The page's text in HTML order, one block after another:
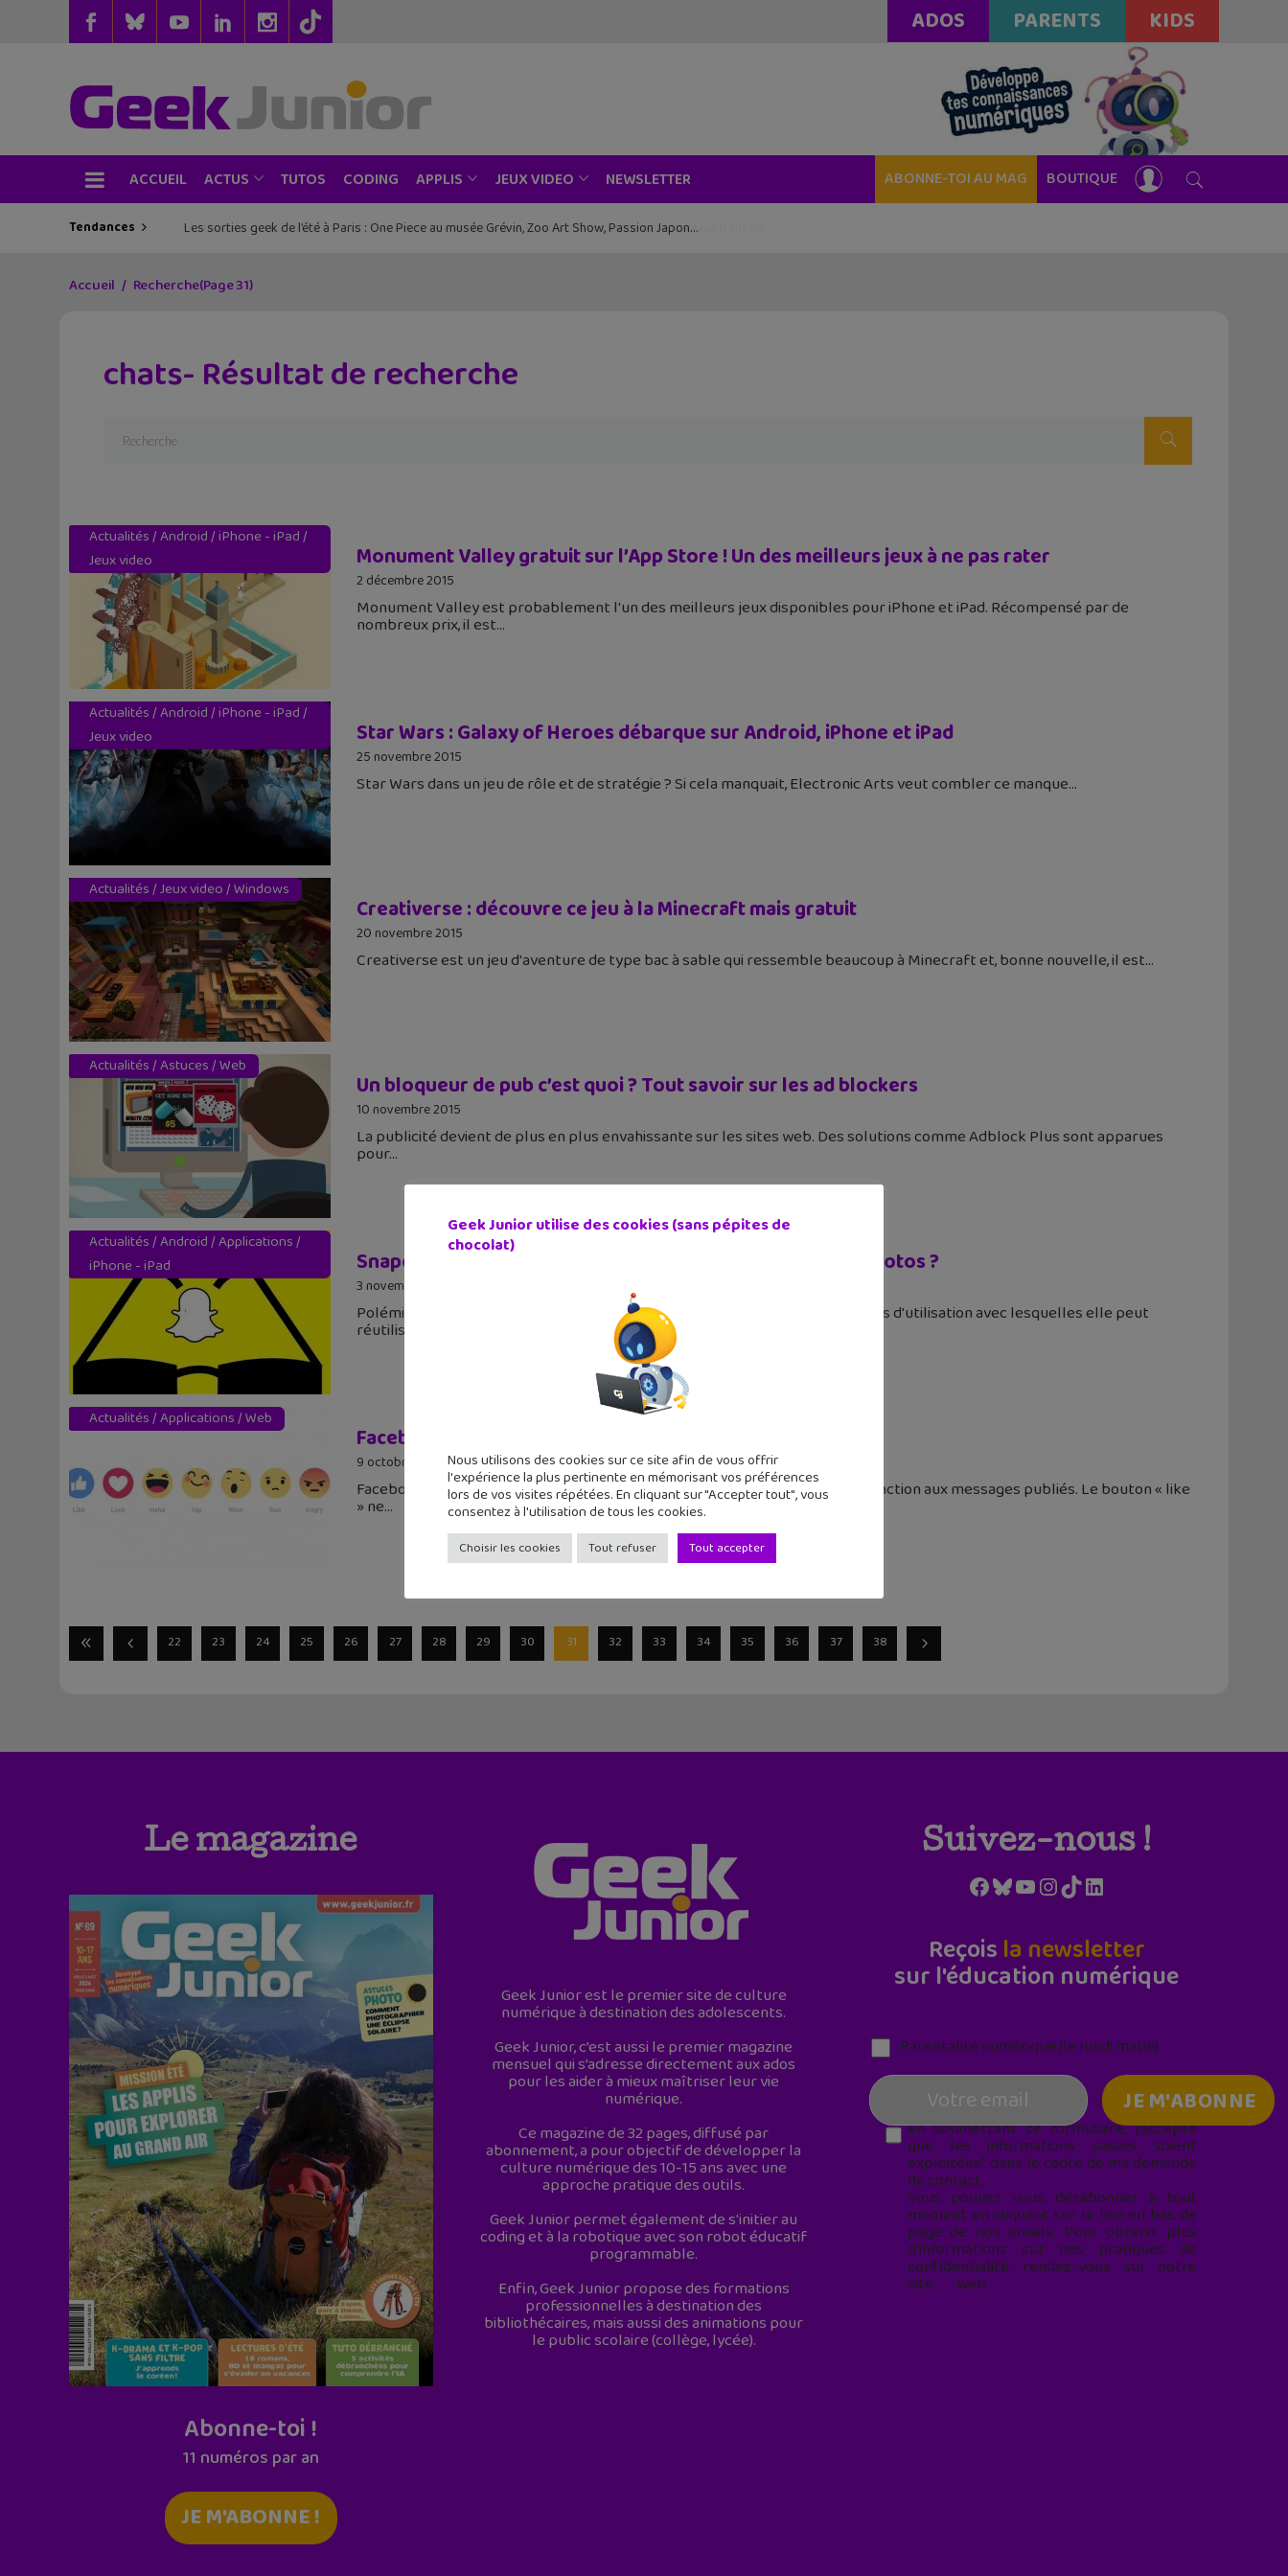
ADOS PARENTS KIDS
ACCUEIL ACTUS TUTOS CODING APPLIS JEUX VIDEO NEWSLETTER ABONNE-TOI AU MAG BOUTIQUE
Tendances Les sorties geek de l’été à Paris : One Piece au musée Grévin, Zoo Art Show, Passion Japon…
Accueil Recherche(Page 31)
chats- Résultat de recherche
Actualités/Android/iPhone - iPad/
Jeux video
Monument Valley gratuit sur l’App Store ! Un des meilleurs jeux à ne pas rater
2 décembre 2015
Monument Valley est probablement l'un des meilleurs jeux disponibles pour iPhone et iPad. Récompensé par de
nombreux prix, il est
Actualités/Android/iPhone - iPad/
Jeux video
Star Wars : Galaxy of Heroes débarque sur Android, iPhone et iPad
25 novembre 2015
Star Wars dans un jeu de rôle et de stratégie ? Si cela manquait, Electronic Arts veut combler ce manque
Actualités/Jeux video/Windows
Creativerse : découvre ce jeu à la Minecraft mais gratuit
20 novembre 2015
Creativerse est un jeu d'aventure de type bac à sable qui ressemble beaucoup à Minecraft et, bonne nouvelle, il est
Actualités/Astuces/Web
Un bloqueur de pub c’est quoi ? Tout savoir sur les ad blockers
10 novembre 2015
La publicité devient de plus en plus envahissante sur les sites web. Des solutions comme Adblock Plus sont apparues
pour
Actualités/Android/Applications/
iPhone - iPad
Snapchat peut-elle vraiment faire ce qu’elle veut de tes photos ?
3 novembre 2015
Polémique avec Snapchat qui te demande d'accepter ses nouvelles conditions d'utilisation avec lesquelles elle peut
réutiliser tes photos comme elle
Actualités/Applications/Web
Facebook : le bouton « J’aime » ne sera plus seul
9 octobre 2015
Facebook va commencer à tester l'utilisation d'emoji pour manifester une réaction aux messages publiés. Le bouton « like
» ne
22 23 24 25 26 27 28 29 30 31 32 33 34 35 36 37 38
Le magazine
Abonne-toi !
11 numéros par an
JE M'ABONNE !
Geek Junior est le premier site de culture
numérique à destination des adolescents.
Geek Junior, c’est aussi le premier magazine
mensuel qui s’adresse directement aux ados
pour les aider à mieux maîtriser leur vie
numérique.
Ce magazine de 32 pages, diffusé par
abonnement, a pour objectif de développer la
culture numérique des 10-15 ans avec une
approche pratique des outils.
Geek Junior permet également de s'initier au
coding et à la robotique avec son robot éducatif
programmable.
Enfin, Geek Junior propose des formations
professionnelles à destination des
bibliothécaires, mais aussi des animations pour
le public scolaire (collège, lycée).
Suivez-nous !
Facebook
Bluesky
YouTube
Instagram
TikTokLinkedIn
Reçois la newsletter
sur l'éducation numérique
Parentalité numérique (le lundi matin)
En soumettant ce formulaire, j’accepte
que les informations saisies soient
exploitées* dans le cadre de ma demande
de contact.
Vous pouvez vous désabonner à tout
moment en cliquant sur le lien en bas de
page de nos emails. Pour obtenir plus
d'informations sur nos pratiques de
confidentialité, rendez-vous sur notre
site web
Geek Junior utilise des cookies (sans pépites de
chocolat)
Nous utilisons des cookies sur ce site afin de vous offrir
l'expérience la plus pertinente en mémorisant vos préférences
lors de vos visites répétées. En cliquant sur "Accepter tout", vous
consentez à l'utilisation de tous les cookies.
Choisir les cookies Tout refuser Tout accepter